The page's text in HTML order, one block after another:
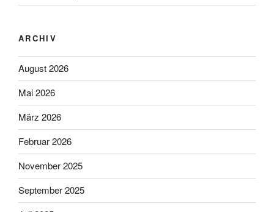
ARCHIV
August 2026
Mai 2026
März 2026
Februar 2026
November 2025
September 2025